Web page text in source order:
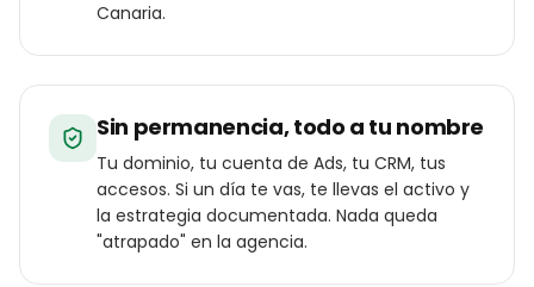
Canaria.
Sin permanencia, todo a tu nombre
Tu dominio, tu cuenta de Ads, tu CRM, tus
accesos. Si un día te vas, te llevas el activo y
la estrategia documentada. Nada queda
"atrapado" en la agencia.